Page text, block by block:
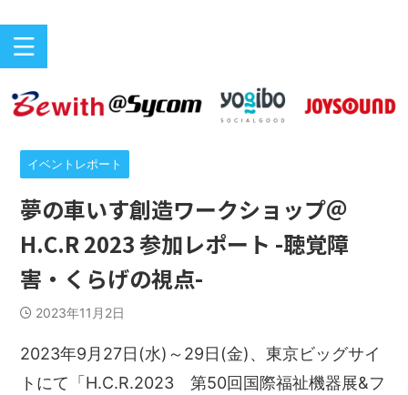
イベントレポート
夢の車いす創造ワークショップ＠
H.C.R 2023 参加レポート -聴覚障
害・くらげの視点-
2023年11月2日
2023年9月27日(水)～29日(金)、東京ビッグサイ
トにて「H.C.R.2023 第50回国際福祉機器展&フ